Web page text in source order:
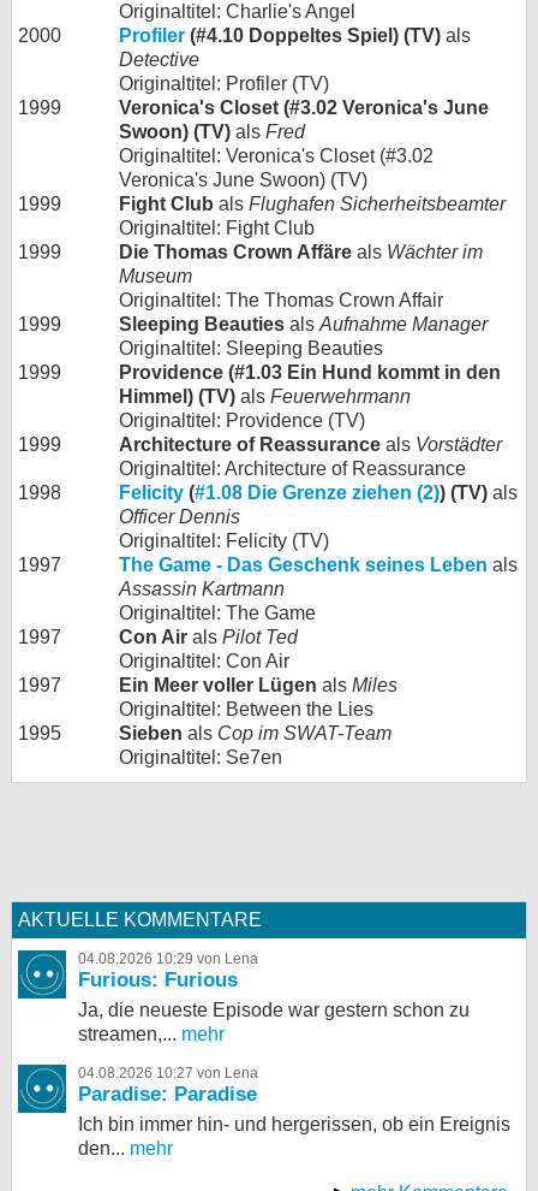
Originaltitel: Charlie's Angel
2000
Profiler (#4.10 Doppeltes Spiel) (TV) als
Detective
Originaltitel: Profiler (TV)
1999
Veronica's Closet (#3.02 Veronica's June
Swoon) (TV) als Fred
Originaltitel: Veronica's Closet (#3.02
Veronica's June Swoon) (TV)
1999
Fight Club als Flughafen Sicherheitsbeamter
Originaltitel: Fight Club
1999
Die Thomas Crown Affäre als Wächter im
Museum
Originaltitel: The Thomas Crown Affair
1999
Sleeping Beauties als Aufnahme Manager
Originaltitel: Sleeping Beauties
1999
Providence (#1.03 Ein Hund kommt in den
Himmel) (TV) als Feuerwehrmann
Originaltitel: Providence (TV)
1999
Architecture of Reassurance als Vorstädter
Originaltitel: Architecture of Reassurance
1998
Felicity (#1.08 Die Grenze ziehen (2)) (TV) als
Officer Dennis
Originaltitel: Felicity (TV)
1997
The Game - Das Geschenk seines Leben als
Assassin Kartmann
Originaltitel: The Game
1997
Con Air als Pilot Ted
Originaltitel: Con Air
1997
Ein Meer voller Lügen als Miles
Originaltitel: Between the Lies
1995
Sieben als Cop im SWAT-Team
Originaltitel: Se7en
AKTUELLE KOMMENTARE
04.08.2026 10:29 von Lena
Furious: Furious
Ja, die neueste Episode war gestern schon zu
streamen,... mehr
04.08.2026 10:27 von Lena
Paradise: Paradise
Ich bin immer hin- und hergerissen, ob ein Ereignis
den... mehr